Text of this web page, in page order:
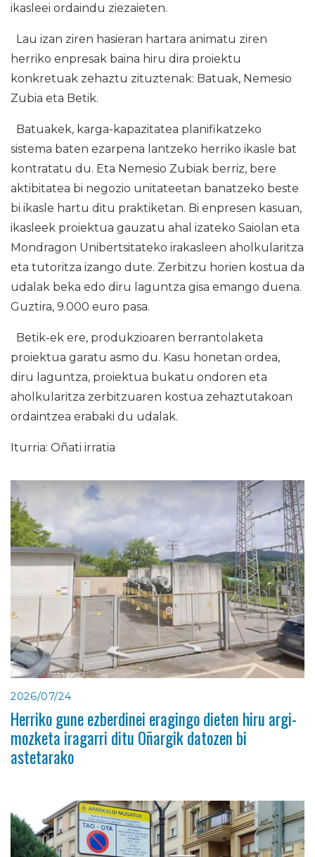
ikasleei ordaindu ziezaieten.
Lau izan ziren hasieran hartara animatu ziren
herriko enpresak baina hiru dira proiektu
konkretuak zehaztu zituztenak: Batuak, Nemesio
Zubia eta Betik.
Batuakek, karga-kapazitatea planifikatzeko
sistema baten ezarpena lantzeko herriko ikasle bat
kontratatu du. Eta Nemesio Zubiak berriz, bere
aktibitatea bi negozio unitateetan banatzeko beste
bi ikasle hartu ditu praktiketan. Bi enpresen kasuan,
ikasleek proiektua gauzatu ahal izateko Saiolan eta
Mondragon Unibertsitateko irakasleen aholkularitza
eta tutoritza izango dute. Zerbitzu horien kostua da
udalak beka edo diru laguntza gisa emango duena.
Guztira, 9.000 euro pasa.
Betik-ek ere, produkzioaren berrantolaketa
proiektua garatu asmo du. Kasu honetan ordea,
diru laguntza, proiektua bukatu ondoren eta
aholkularitza zerbitzuaren kostua zehaztutakoan
ordaintzea erabaki du udalak.
Iturria: Oñati irratia
2026/07/24
Herriko gune ezberdinei eragingo dieten hiru argi-
mozketa iragarri ditu Oñargik datozen bi
astetarako